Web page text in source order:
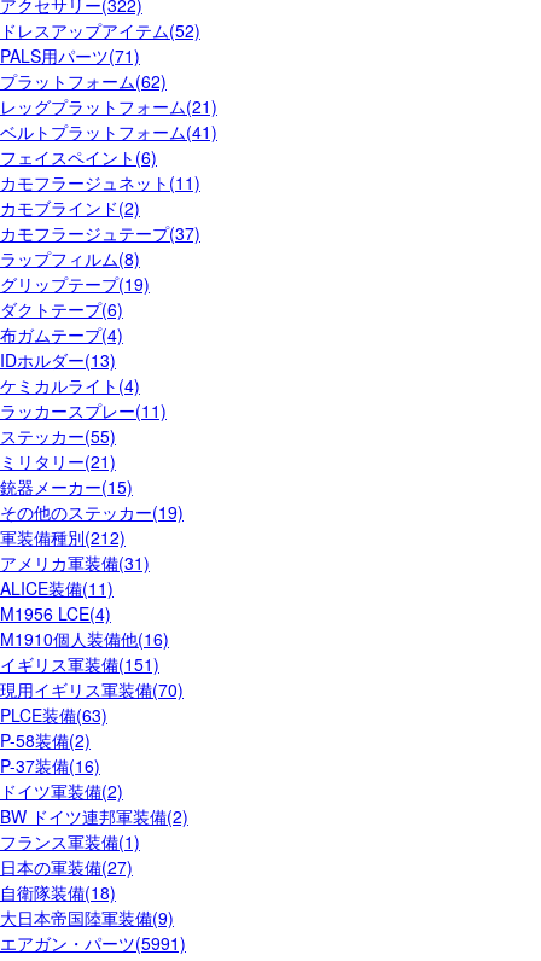
ドレスアップアイテム(52)
PALS用パーツ(71)
プラットフォーム(62)
レッグプラットフォーム(21)
ベルトプラットフォーム(41)
フェイスペイント(6)
カモフラージュネット(11)
カモブラインド(2)
カモフラージュテープ(37)
ラップフィルム(8)
グリップテープ(19)
ダクトテープ(6)
布ガムテープ(4)
IDホルダー(13)
ケミカルライト(4)
ラッカースプレー(11)
ステッカー(55)
ミリタリー(21)
銃器メーカー(15)
その他のステッカー(19)
軍装備種別(212)
アメリカ軍装備(31)
ALICE装備(11)
M1956 LCE(4)
M1910個人装備他(16)
イギリス軍装備(151)
現用イギリス軍装備(70)
PLCE装備(63)
P-58装備(2)
P-37装備(16)
ドイツ軍装備(2)
BW ドイツ連邦軍装備(2)
フランス軍装備(1)
日本の軍装備(27)
自衛隊装備(18)
大日本帝国陸軍装備(9)
エアガン・パーツ(5991)